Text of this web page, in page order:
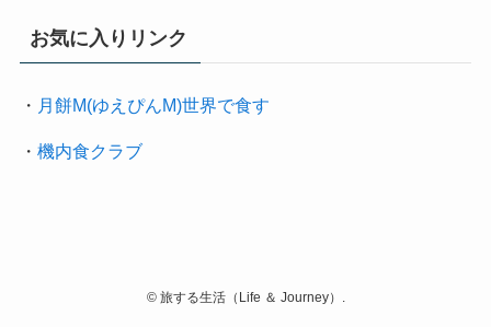
イ
ブ
お気に入りリンク
・ 月餅M(ゆえぴんM)世界で食す
・ 機内食クラブ
©旅する生活（Life ＆ Journey）.